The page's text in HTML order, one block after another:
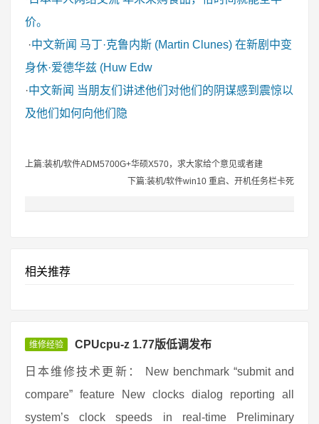
价。
·中文新闻 马丁·克鲁内斯 (Martin Clunes) 在新剧中变
身休·爱德华兹 (Huw Edw
·中文新闻 当朋友们讲述他们对他们的阴谋感到震惊以
及他们如何向他们隐
上篇:装机/软件ADM5700G+华硕X570，求大家给个意见或者建
下篇:装机/软件win10 重启、开机任务栏卡死
相关推荐
维修经验 CPUcpu-z 1.77版低调发布
日本维修技术更新： New benchmark “submit and
compare” feature New clocks dialog reporting all
system’s clock speeds in real-time Preliminary